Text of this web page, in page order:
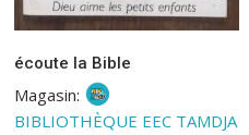
écoute la Bible
Magasin:
BIBLIOTHÈQUE EEC TAMDJA